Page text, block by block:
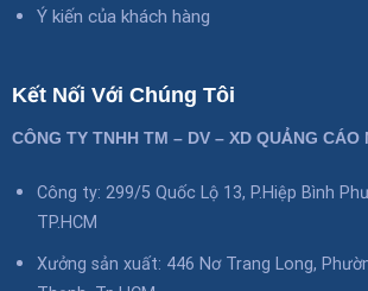
Ý kiến của khách hàng
Kết Nối Với Chúng Tôi
CÔNG TY TNHH TM – DV – XD QUẢNG CÁO
Công ty: 299/5 Quốc Lộ 13, P.Hiệp Bình
TP.HCM
Xưởng sản xuất: 446 Nơ Trang Long,